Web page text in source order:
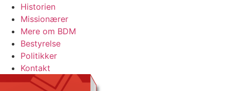
Historien
Missionærer
Mere om BDM
Bestyrelse
Politikker
Kontakt